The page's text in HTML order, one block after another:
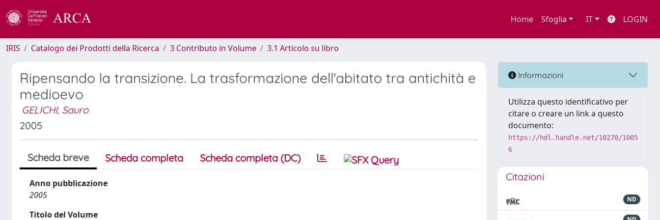
Home Sfoglia IT LOGIN
IRIS Catalogo dei Prodotti della Ricerca 3 Contributo in Volume 3.1 Articolo su libro
Ripensando la transizione. La trasformazione dell'abitato tra antichità e
medioevo
GELICHI, Sauro
2005
Scheda breve Scheda completa Scheda completa (DC)
Anno pubblicazione
2005
Titolo del Volume
Informazioni
Utilizza questo identificativo per
citare o creare un link a questo
documento:
https://hdl.handle.net/10278/1005
6
Citazioni
ND